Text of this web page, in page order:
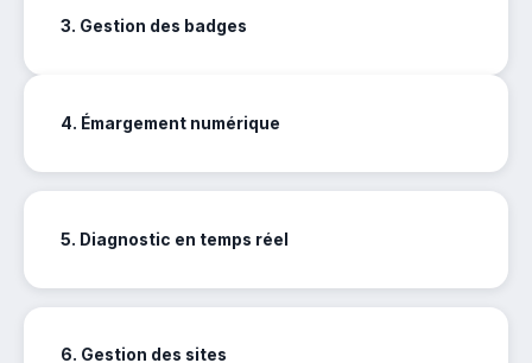
3. Gestion des badges
4. Émargement numérique
5. Diagnostic en temps réel
6. Gestion des sites